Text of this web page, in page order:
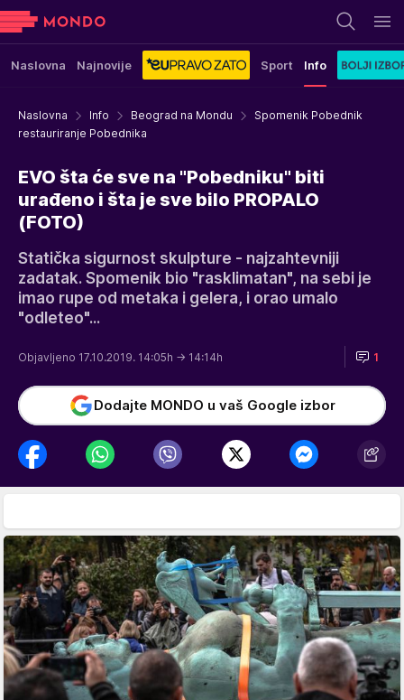
Naslovna Najnovije Sport Info
Naslovna Info Beograd na Mondu
Spomenik Pobednik
restauriranje Pobednika
EVO šta će sve na "Pobedniku" biti
urađeno i šta je sve bilo PROPALO
(FOTO)
Statička sigurnost skulpture - najzahtevniji
zadatak. Spomenik bio "rasklimatan", na sebi je
imao rupe od metaka i gelera, i orao umalo
"odleteo"...
Objavljeno 17.10.2019. 14:05h → 14:14h 1
Dodajte MONDO u vaš Google izbor